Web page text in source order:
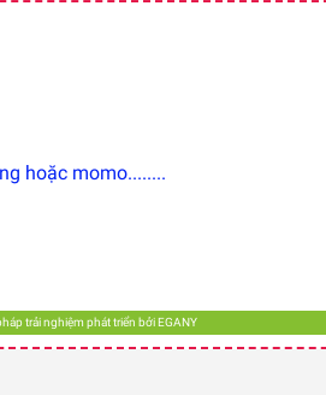
hoặc momo........
trải nghiệm phát triển bởi EGANY